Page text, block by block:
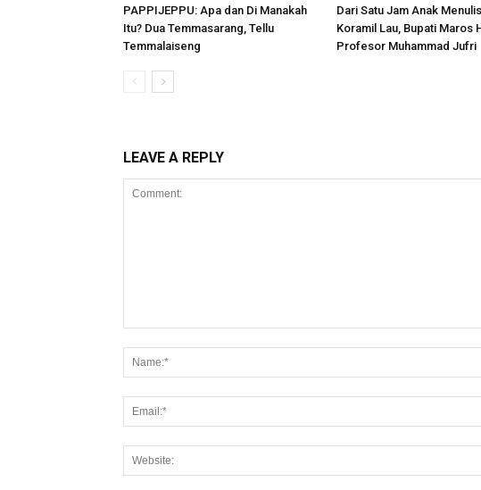
PAPPIJEPPU: Apa dan Di Manakah
Itu? Dua Temmasarang, Tellu
Temmalaiseng
Dari Satu Jam Anak
Koramil Lau, Bupati Maros
Profesor Muhammad Jufri
LEAVE A REPLY